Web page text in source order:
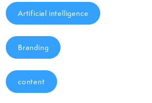
Artificial intelligence
Branding
content